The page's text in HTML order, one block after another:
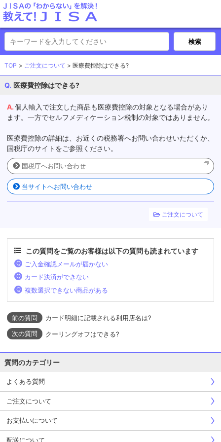
TOP ご注文について 医療費控除はできる?
医療費控除はできる?
個人輸入で注文した商品も医療費控除の対象となる場合があり
ます。一方でセルフメディケーション税制の対象ではありません。
医療費控除の詳細は、お近くの税務署へお問い合わせいただくか、
国税庁のサイトをご参照ください。
国税庁へお問い合わせ
当サイトへお問い合わせ
ご注文について
この質問をご覧のお客様は以下の質問も読まれています
ご入金確認メールが届かない
カード決済ができない
複数選択できない商品がある
カード明細に記載される利用店名は?
クーリングオフはできる?
質問のカテゴリー
よくある質問
ご注文について
お支払いについて
配送について